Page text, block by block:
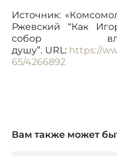
Источник:
Ржевский “Как
собор
душу”. URL: https://
65/4266892
Вам также может